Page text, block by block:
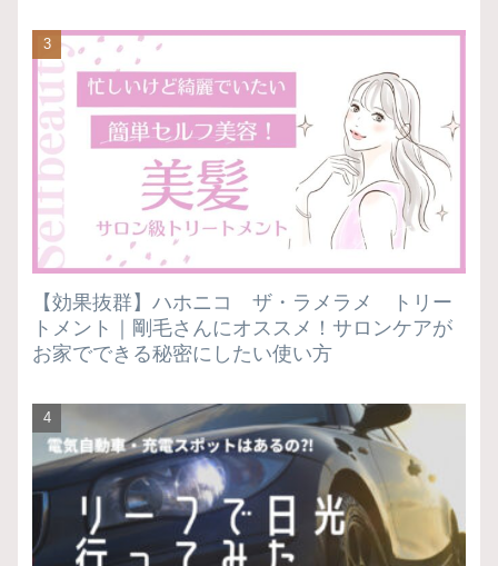
【効果抜群】ハホニコ ザ・ラメラメ トリー
トメント｜剛毛さんにオススメ！サロンケアが
お家でできる秘密にしたい使い方